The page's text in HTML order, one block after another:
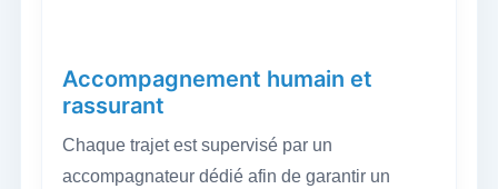
Accompagnement humain et
rassurant
Chaque trajet est supervisé par un
accompagnateur dédié afin de garantir un